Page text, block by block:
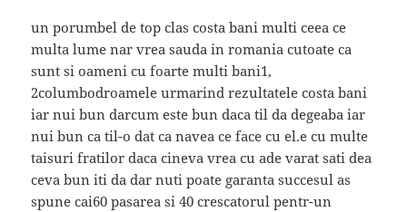
un porumbel de top clas costa bani multi ceea ce
multa lume nar vrea sauda in romania cutoate ca
sunt si oameni cu foarte multi bani1,
2columbodroamele urmarind rezultatele costa bani
iar nui bun darcum este bun daca til da degeaba iar
nui bun ca til-o dat ca navea ce face cu el.e cu multe
taisuri fratilor daca cineva vrea cu ade varat sati dea
ceva bun iti da dar nuti poate garanta succesul as
spune cai60 pasarea si 40 crescatorul pentr-un